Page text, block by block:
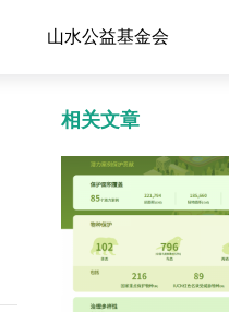
山水公益基金会
相关文章